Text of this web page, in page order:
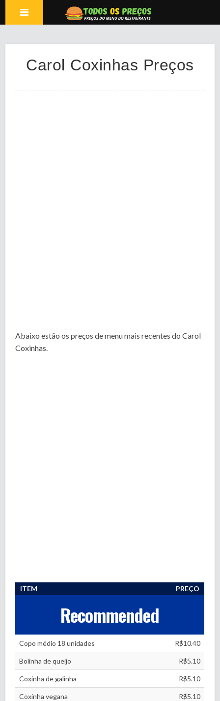
Carol Coxinhas Preços
Abaixo estão os preços de menu mais recentes do Carol
Coxinhas.
ITEM PREÇO
Recommended
Copo médio 18 unidades R$10.40
Bolinha de queijo R$5.10
Coxinha de galinha R$5.10
Coxinha vegana R$5.10